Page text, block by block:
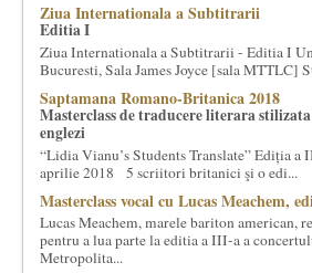
inceput cu muzica clasica - si de aici numele
dezvoltam proiecte si in alte domenii ale
Facem management cultural, dezvoltam si
proprii sau preluate, modele si sisteme de
cultural si consultanta. Organizam
evenimente culturale, private sau publice,
cultura generala muzicala, teatrala,
Cuvinte in plus despre proiect, despre cei
cei care il finantateaza sunt in rubricile de
Ziua Internationala a Subtitrarii
Editia I
Ziua Internationala a Subtitrarii - Editia I
Bucuresti, Sala James Joyce [sala MTTLC]
Saptamana Romano-Britanica 2018
Masterclass de traducere literara
englezi
“Lidia Vianu’s Students Translate” Ediția a
aprilie 2018 5 scriitori britanici şi o edi...
Masterclass vocal cu Lucas Meachem,
Lucas Meachem, marele bariton american,
pentru a lua parte la editia a III-a a
Metropolita...